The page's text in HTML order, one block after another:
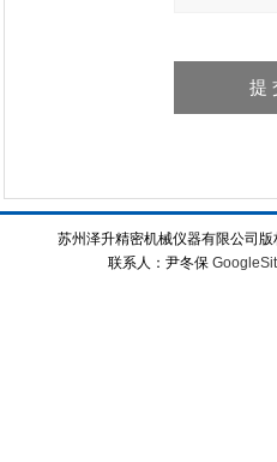
苏州泽升精密机械仪器有限公司
联系人：尹冬保